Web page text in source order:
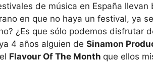
de música en España
en que no haya un festival, ya
¿Es que sólo podemos disfrutar
4 años alguien de Sinamon
Flavour Of The Month que ellos